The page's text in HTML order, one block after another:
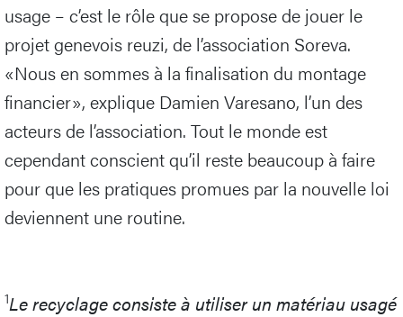
usage – c’est le rôle que se propose de jouer le
projet genevois reuzi, de l’association Soreva.
«Nous en sommes à la finalisation du montage
financier», explique Damien Varesano, l’un des
acteurs de l’association. Tout le monde est
cependant conscient qu’il reste beaucoup à faire
pour que les pratiques promues par la nouvelle loi
deviennent une routine.
1Le recyclage consiste à utiliser un matériau usagé